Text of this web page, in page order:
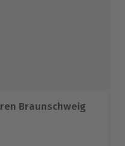
Braunschweig